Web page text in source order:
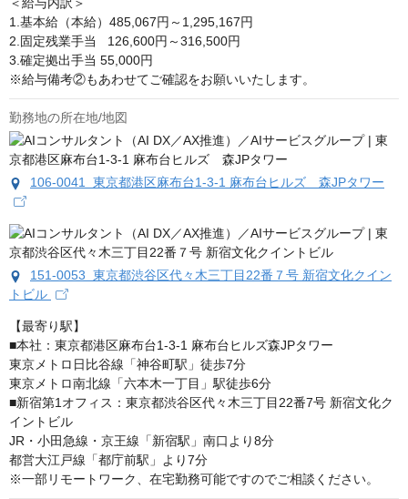
＜給与内訳＞
1.基本給（本給）485,067円～1,295,167円
2.固定残業手当   126,600円～316,500円
3.確定拠出手当 55,000円
※給与備考②もあわせてご確認をお願いいたします。
勤務地の所在地/地図
106-0041 東京都港区麻布台1-3-1 麻布台ヒルズ 森JPタワー
151-0053 東京都渋谷区代々木三丁目22番７号 新宿文化クイン
トビル
【最寄り駅】
■本社：東京都港区麻布台1-3-1 麻布台ヒルズ森JPタワー
東京メトロ日比谷線「神谷町駅」徒歩7分
東京メトロ南北線「六本木一丁目」駅徒歩6分
■新宿第1オフィス：東京都渋谷区代々木三丁目22番7号 新宿文化ク
イントビル
JR・小田急線・京王線「新宿駅」南口より8分
都営大江戸線「都庁前駅」より7分
※一部リモートワーク、在宅勤務可能ですのでご相談ください。